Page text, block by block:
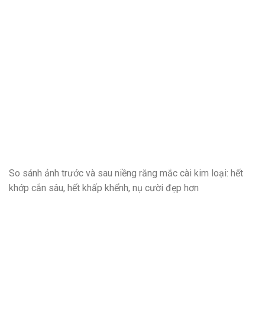
So sánh ảnh trước và sau niềng răng mắc cài kim loại: hết
khớp cắn sâu, hết khấp khểnh, nụ cười đẹp hơn